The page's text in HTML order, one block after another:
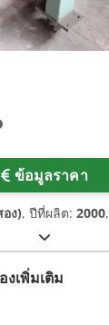
ข้อมูลราคา
ง), ปีที่ผลิต: 2000,
เพิ่มเติม